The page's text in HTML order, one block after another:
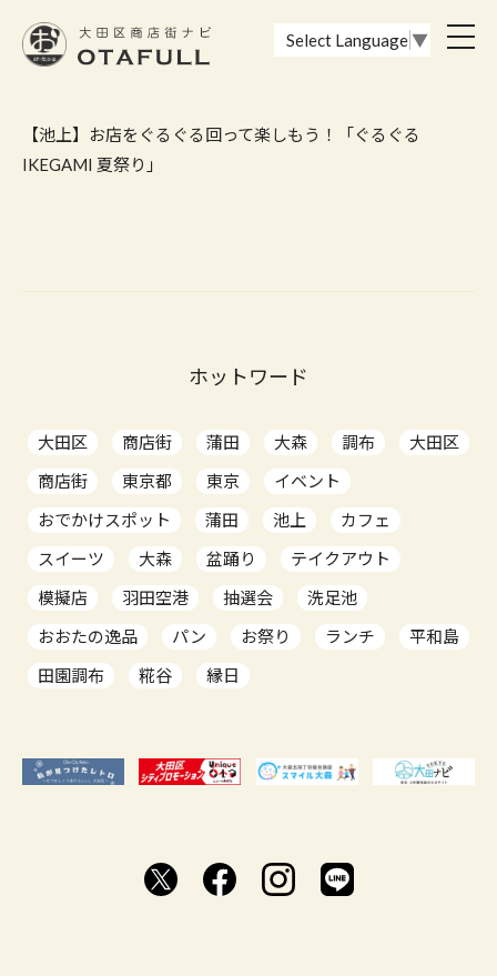
Select Language ▼
【池上】お店をぐるぐる回って楽しもう！「ぐるぐる
IKEGAMI 夏祭り」
ホットワード
大田区 商店街 蒲田 大森 調布
大田区
商店街
東京都 東京
イベント
おでかけスポット
蒲田 池上
カフェ
スイーツ
大森 盆踊り
テイクアウト
模擬店
羽田空港 抽選会
洗足池
おおたの逸品
パン お祭り ランチ
平和島
田園調布
糀谷 縁日